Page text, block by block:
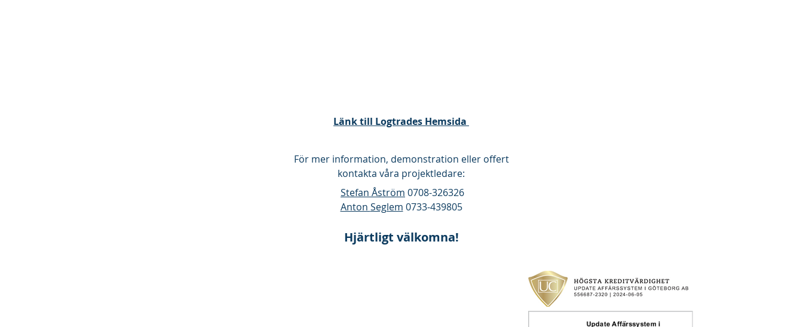
Länk till Logtrades Hemsida
För mer information, demonstration eller offert
kontakta våra projektledare:
Stefan Åström 0708-326326
Anton Seglem 0733-439805
Hjärtligt välkomna!